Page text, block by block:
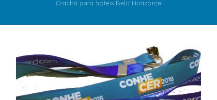
Crachá para hotéis Belo Horizonte